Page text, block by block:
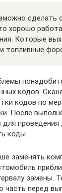
сделать
хорошо
Которые
топливные
кодов.
кодов по
После
проведения
коды.
заменять
замены.
часть перед